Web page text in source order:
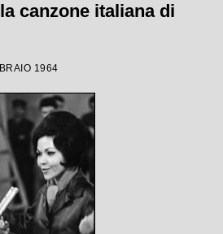
canzone italiana di
1964